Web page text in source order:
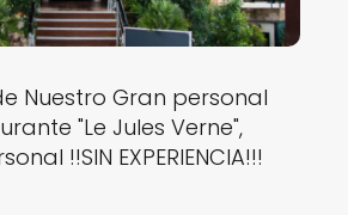
Nuestro Gran personal
"Le Jules Verne",
!!SIN EXPERIENCIA!!!